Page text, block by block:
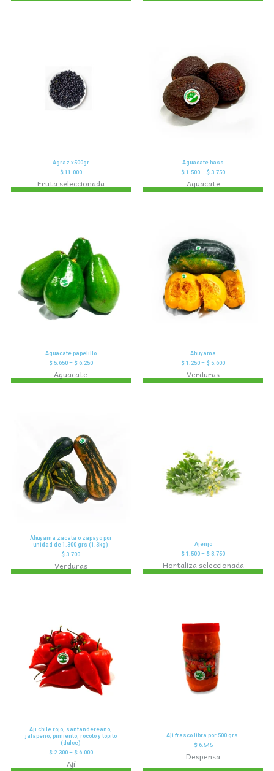
Agraz x500gr
$11.000
Fruta seleccionada
Aguacate hass
$ 1.500 – $ 3.750
Aguacate
Aguacate papelillo
$5.650– $6.250
Aguacate
Ahuyama
$ 1.250 – $ 5.600
Verduras
Ahuyama zacata o zapayo por
unidad de 1.300 grs (1.3kg)
$ 3.700
Verduras
Ajenjo
$ 1.500 – $ 3.750
Hortaliza seleccionada
Aji chile rojo, santandereano,
jalapeño, pimiento, rocoto y topito
(dulce)
$2.300– $6.000
Ají
Aji frasco libra por 500 grs.
$6.545
Despensa